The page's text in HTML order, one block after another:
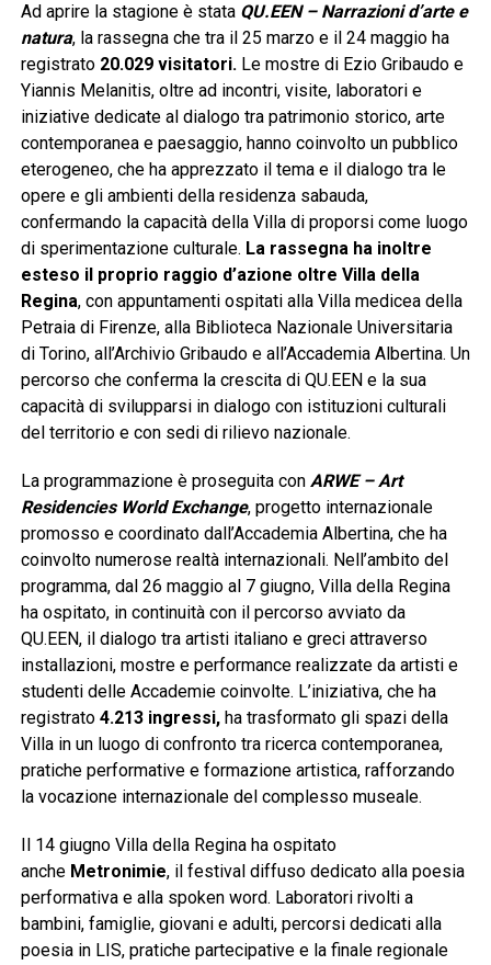
Ad aprire la stagione è stata QU.EEN – Narrazioni d’arte e
natura, la rassegna che tra il 25 marzo e il 24 maggio ha
registrato 20.029 visitatori.Le mostre di Ezio Gribaudo e
Yiannis Melanitis, oltre ad incontri, visite, laboratori e
iniziative dedicate al dialogo tra patrimonio storico, arte
contemporanea e paesaggio, hanno coinvolto un pubblico
eterogeneo, che ha apprezzato il tema e il dialogo tra le
opere e gli ambienti della residenza sabauda,
confermando la capacità della Villa di proporsi come luogo
di sperimentazione culturale. La rassegna ha inoltre
esteso il proprio raggio d’azione oltre Villa della
Regina, con appuntamenti ospitati alla Villa medicea della
Petraia di Firenze, alla Biblioteca Nazionale Universitaria
di Torino, all’Archivio Gribaudo e all’Accademia Albertina. Un
percorso che conferma la crescita di QU.EEN e la sua
capacità di svilupparsi in dialogo con istituzioni culturali
del territorio e con sedi di rilievo nazionale.
La programmazione è proseguita con ARWE – Art
Residencies World Exchange, progetto internazionale
promosso e coordinato dall’Accademia Albertina, che ha
coinvolto numerose realtà internazionali. Nell’ambito del
programma, dal 26 maggio al 7 giugno, Villa della Regina
ha ospitato, in continuità con il percorso avviato da
QU.EEN, il dialogo tra artisti italiano e greci attraverso
installazioni, mostre e performance realizzate da artisti e
studenti delle Accademie coinvolte. L’iniziativa, che ha
registrato 4.213 ingressi,ha trasformato gli spazi della
Villa in un luogo di confronto tra ricerca contemporanea,
pratiche performative e formazione artistica, rafforzando
la vocazione internazionale del complesso museale.
Il 14 giugno Villa della Regina ha ospitato
anche Metronimie, il festival diffuso dedicato alla poesia
performativa e alla spoken word. Laboratori rivolti a
bambini, famiglie, giovani e adulti, percorsi dedicati alla
poesia in LIS, pratiche partecipative e la finale regionale